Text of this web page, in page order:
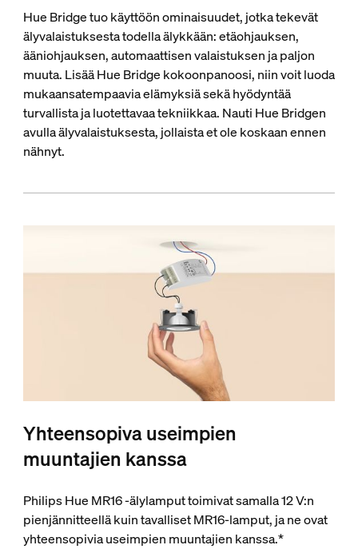
Hue Bridge tuo käyttöön ominaisuudet, jotka tekevät
älyvalaistuksesta todella älykkään: etäohjauksen,
ääniohjauksen, automaattisen valaistuksen ja paljon
muuta. Lisää Hue Bridge kokoonpanoosi, niin voit luoda
mukaansatempaavia elämyksiä sekä hyödyntää
turvallista ja luotettavaa tekniikkaa. Nauti Hue Bridgen
avulla älyvalaistuksesta, jollaista et ole koskaan ennen
nähnyt.
Yhteensopiva useimpien
muuntajien kanssa
Philips Hue MR16 -älylamput toimivat samalla 12 V:n
pienjännitteellä kuin tavalliset MR16-lamput, ja ne ovat
yhteensopivia useimpien muuntajien kanssa.*